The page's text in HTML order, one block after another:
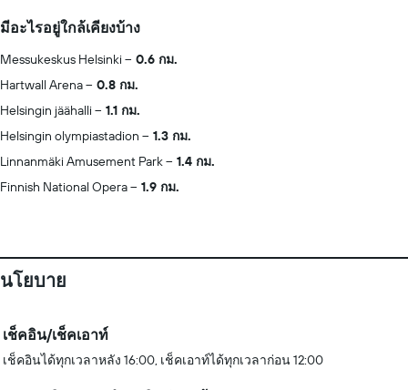
มีอะไรอยู่ใกล้เคียงบ้าง
Messukeskus Helsinki
0.6 กม.
Hartwall Arena
0.8 กม.
Helsingin jäähalli
1.1 กม.
Helsingin olympiastadion
1.3 กม.
Linnanmäki Amusement Park
1.4 กม.
Finnish National Opera
1.9 กม.
นโยบาย
เช็คอิน/เช็คเอาท์
เช็คอินได้ทุกเวลาหลัง 16:00, เช็คเอาท์ได้ทุกเวลาก่อน 12:00